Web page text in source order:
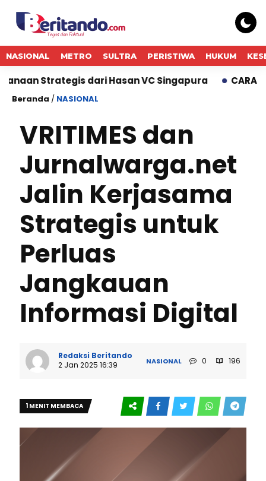
NASIONAL METRO SULTRA PERISTIWA HUKUM
Strategis dari Hasan VC Singapura CARA GADAI
Beranda / NASIONAL
VRITIMES dan
Jurnalwarga.net
Jalin Kerjasama
Strategis untuk
Perluas
Jangkauan
Informasi Digital
Redaksi Beritando
2 Jan 2025 16:39
NASIONAL 0 196
1 MENIT MEMBACA